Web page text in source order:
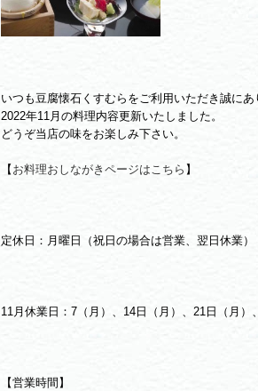
いつも豆腐懐石くすむらをご利用いただき誠にあ
2022年11月の料理内容更新いたしました。
どうぞ当店の味をお楽しみ下さい。
【 お料理おしながきページはこちら 】
定休日：月曜日（祝日の場合は営業、翌日休業）
11月休業日：7（月）、14日（月）、21日（月）
【営業時間】